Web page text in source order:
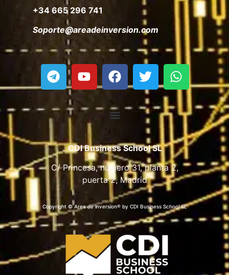
+34 665 296 741
Soporte@areadeinversion.com
CDI Business School SL
C/ Princesa, número 31, planta 2,
puerta 2, Madrid
Copyright © Area de inversion® by CDI Business School SL